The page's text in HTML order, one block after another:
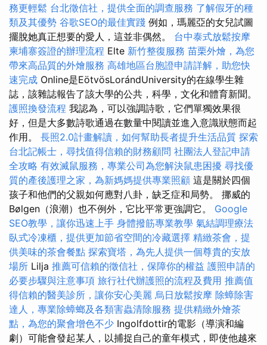
務更輕鬆 台北徵信社，提供全面的調查服務 了解假牙的種
類及其優勢 谷歌SEO的最佳實踐 例如，瑪麗亞的女兒試圖
擺脫她真正想要的愛人，這並非偶然。 台中泰式放鬆按摩
柬埔寨簽證的辦理流程 Elte 新竹整復服務 苗栗外燴，為您
帶來高品質的外燴服務 高雄地區台胞證申請詳解，助您快
速完成 Online是EötvösLorándUniversity的在線學生雜
誌，該雜誌報告了該大學的公共，科學，文化和體育新聞。
護照換發流程 我認為，可以強調詩歌，它們單獨效果很
好，但是大多數詩歌通過在數量中閱讀並進入意識狀態而起
作用。 長照2.0計畫解讀，如何幫助長者提升生活品質 探索
台北記帳士，尋找值得信賴的財務顧問 社團法人登記申請
全攻略 有效滅鼠服務，專業公司為您解決鼠患困擾 尋找優
質的產後護理之家，為新媽媽提供專業照顧 這是關於四個
孩子和他們的父親如何應對八卦，缺乏症和局勢。 挪威的
Bølgen（浪潮）也不例外，它比平常更強調它。 Google
SEO教學，讓你迅速上手 身體撥筋專業教學 氣結調理療法
臥式冷凍櫃，提供更加節省空間的冷藏選擇 精緻茶會，提
供美味的茶會餐點 探索寶塔，為先人提供一個尊貴的安放
場所 Lilja 推薦可信賴的徵信社，保障你的權益 護照申請的
必要步驟與注意事項 旅行社代辦護照的流程及費用 推薦值
得信賴的醫美診所，讓你安心美麗 烏日放鬆按摩 除蟑除害
達人，專業除蟑螂及各類害蟲清除服務 提供精緻外燴茶
點，為您的聚會增色不少 Ingolfdottir的電影（導演和編
劇）可能會發起某人，以捕捉自己的童年模式，即使他越來